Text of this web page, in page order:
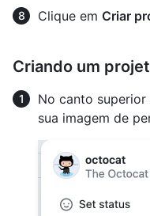
Clique em Criar
Criando um
No canto
sua imagem de